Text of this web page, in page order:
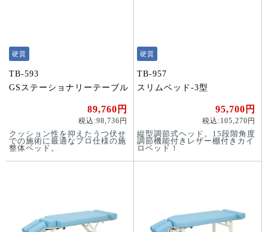
硬質
TB-593
GSステーショナリーテーブル
89,760円
税込:98,736円
クッション性を抑えたうつ伏せ
での施術に最適なプロ仕様の施
整体ベッド。
硬質
TB-957
スリムベッド-3型
95,700円
税込:105,270円
縦型調節式ヘッド。15段階角度
調節機能付きレザー棚付きカイ
ロベッド！